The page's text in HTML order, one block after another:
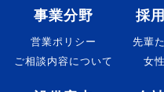
事業分野
営業ポリシー
ご相談内容について
採
先輩
女